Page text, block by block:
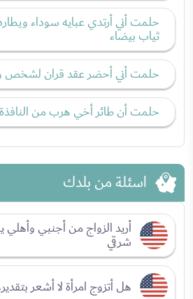
حلمت أني أرتدي عبايه سوداء
ثياب بيضاء
حلمت أني أحضر عقد قران لشخص
حلمت أن طائر أخي هرب من النافذة
اسئلة من بلدك
أريد الزواج من أجنبي
شرقي
هل أتزوج امرأة لا أشعر